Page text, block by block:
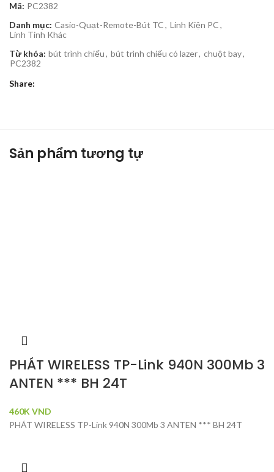
Mã: PC2382
Danh mục: Casio-Quạt-Remote-Bút TC, Linh Kiện PC,
Linh Tinh Khác
Từ khóa: bút trình chiếu, bút trình chiếu có lazer, chuột bay,
PC2382
Share
Sản phẩm tương tự
PHÁT WIRELESS TP-Link 940N 300Mb 3
ANTEN *** BH 24T
460K VND
PHÁT WIRELESS TP-Link 940N 300Mb 3 ANTEN *** BH 24T